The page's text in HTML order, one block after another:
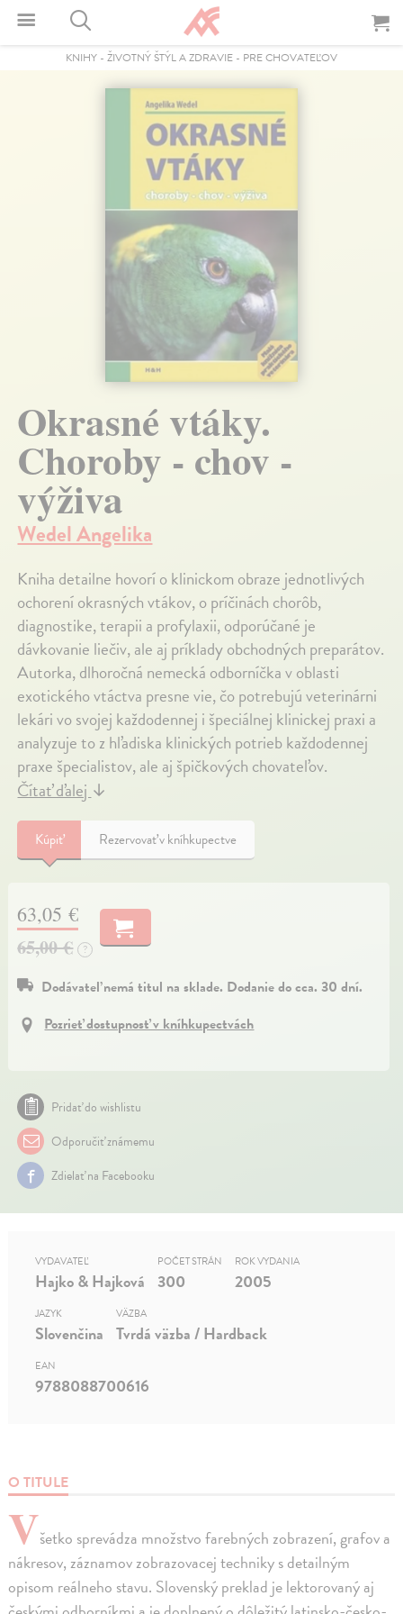
KNIHY - ŽIVOTNÝ ŠTÝL A ZDRAVIE - PRE CHOVATEĽOV
Okrasné vtáky.
Choroby - chov -
výživa
Wedel Angelika
Kniha detailne hovorí o klinickom obraze jednotlivých
ochorení okrasných vtákov, o príčinách chorôb,
diagnostike, terapii a profylaxii, odporúčané je
dávkovanie liečiv, ale aj príklady obchodných preparátov.
Autorka, dlhoročná nemecká odborníčka v oblasti
exotického vtáctva presne vie, čo potrebujú veterinárni
lekári vo svojej každodennej i špeciálnej klinickej praxi a
analyzuje to z hľadiska klinických potrieb každodennej
praxe špecialistov, ale aj špičkových chovateľov.
Čítať ďalej↓
Kúpiť Rezervovať v kníhkupectve
63,05 €
65,00 €
?
Dodávateľ nemá titul na sklade. Dodanie do cca. 30 dní.
Pozrieť dostupnosť v kníhkupectvách
Pridať do wishlistu
Odporučiť známemu
Zdielať na Facebooku
O TITULE
Všetko sprevádza množstvo farebných zobrazení, grafov a
nákresov, záznamov zobrazovacej techniky s detailným
opisom reálneho stavu. Slovenský preklad je lektorovaný aj
VYDAVATEĽ
Hajko & Hajková
POČET STRÁN
300
ROK VYDANIA
2005
JAZYK
Slovenčina
VÄZBA
Tvrdá väzba / Hardback
EAN
9788088700616